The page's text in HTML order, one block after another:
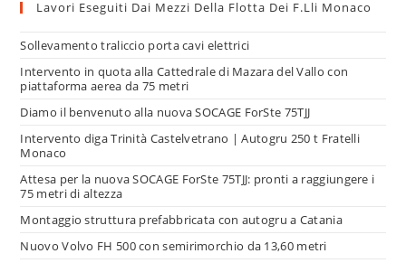
Lavori Eseguiti Dai Mezzi Della Flotta Dei F.lli Monaco
Sollevamento traliccio porta cavi elettrici
Intervento in quota alla Cattedrale di Mazara del Vallo con
piattaforma aerea da 75 metri
Diamo il benvenuto alla nuova SOCAGE ForSte 75TJJ
Intervento diga Trinità Castelvetrano | Autogru 250 t Fratelli
Monaco
Attesa per la nuova SOCAGE ForSte 75TJJ: pronti a raggiungere i
75 metri di altezza
Montaggio struttura prefabbricata con autogru a Catania
Nuovo Volvo FH 500 con semirimorchio da 13,60 metri